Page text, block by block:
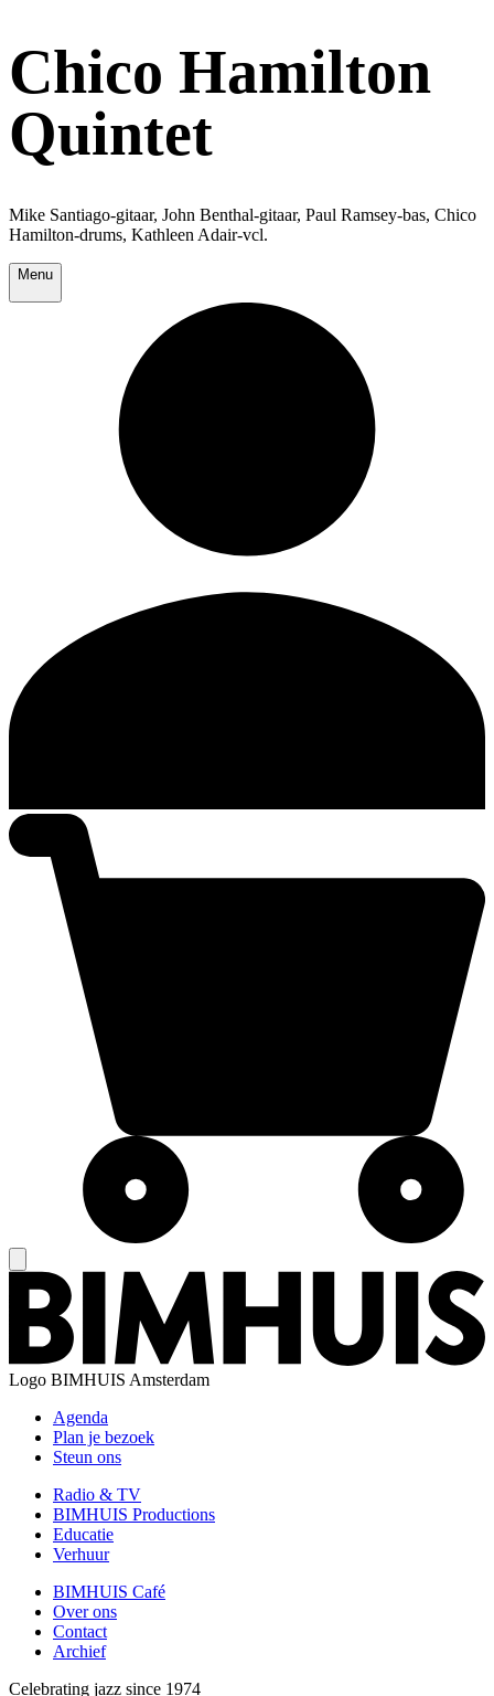
Chico Hamilton
Quintet
Mike Santiago-gitaar, John Benthal-gitaar, Paul Ramsey-bas, Chico
Hamilton-drums, Kathleen Adair-vcl.
Menu
Logo BIMHUIS Amsterdam
Agenda
Plan je bezoek
Steun ons
Radio & TV
BIMHUIS Productions
Educatie
Verhuur
BIMHUIS Café
Over ons
Contact
Archief
Celebrating jazz since 1974